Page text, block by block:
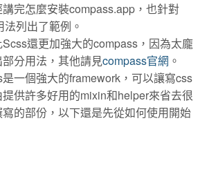
完怎麼安裝compass.app，也針對
列出了範例。
還更加強大的compass，因為太龐
分用法，其他請見compass官網 。
一個強大的framework，可以讓寫css
供許多好用的mixin和helper來省去很
的部份，以下還是先從如何使用開始